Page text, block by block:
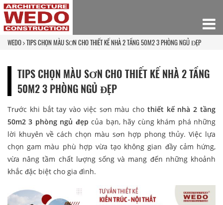
WEDO TIPS CHỌN MÀU SƠN CHO THIẾT KẾ NHÀ 2 TẦNG 50M2 3 PHÒNG NGỦ ĐẸP
TIPS CHỌN MÀU SƠN CHO THIẾT KẾ NHÀ 2 TẦNG
50M2 3 PHÒNG NGỦ ĐẸP
Trước khi bắt tay vào việc sơn màu cho thiết kế nhà 2 tầng
50m2 3 phòng ngủ đẹpcủa bạn, hãy cùng khám phá những
lời khuyên về cách chọn màu sơn hợp phong thủy. Việc lựa
chọn gam màu phù hợp vừa tạo không gian đầy cảm hứng,
vừa nâng tầm chất lượng sống và mang đến những khoảnh
khắc đặc biệt cho gia đình.